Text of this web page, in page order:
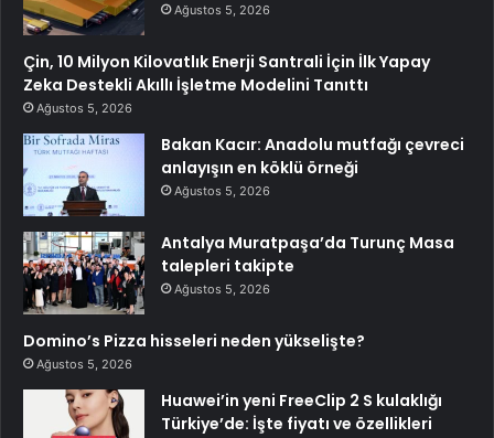
Ağustos 5, 2026
Çin, 10 Milyon Kilovatlık Enerji Santrali İçin İlk Yapay
Zeka Destekli Akıllı İşletme Modelini Tanıttı
Ağustos 5, 2026
Bakan Kacır: Anadolu mutfağı çevreci
anlayışın en köklü örneği
Ağustos 5, 2026
Antalya Muratpaşa’da Turunç Masa
talepleri takipte
Ağustos 5, 2026
Domino’s Pizza hisseleri neden yükselişte?
Ağustos 5, 2026
Huawei’in yeni FreeClip 2 S kulaklığı
Türkiye’de: İşte fiyatı ve özellikleri